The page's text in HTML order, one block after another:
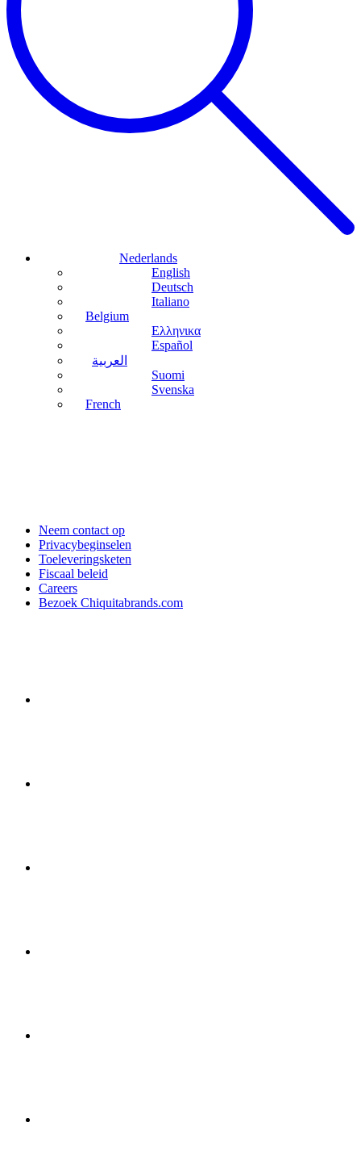
Nederlands
English
Deutsch
Italiano
Belgium
Ελληνικα
Español
العربية
Suomi
Svenska
French
Neem contact op
Privacybeginselen
Toeleveringsketen
Fiscaal beleid
Careers
Bezoek Chiquitabrands.com